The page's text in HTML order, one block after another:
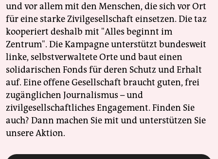
und vor allem mit den Menschen, die sich vor Ort
für eine starke Zivilgesellschaft einsetzen. Die taz
kooperiert deshalb mit "Alles beginnt im
Zentrum". Die Kampagne unterstützt bundesweit
linke, selbstverwaltete Orte und baut einen
solidarischen Fonds für deren Schutz und Erhalt
auf. Eine offene Gesellschaft braucht guten, frei
zugänglichen Journalismus – und
zivilgesellschaftliches Engagement. Finden Sie
auch? Dann machen Sie mit und unterstützen Sie
unsere Aktion.